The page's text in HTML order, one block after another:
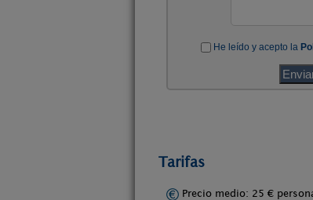
Tarifas
Precio medio: 25 €